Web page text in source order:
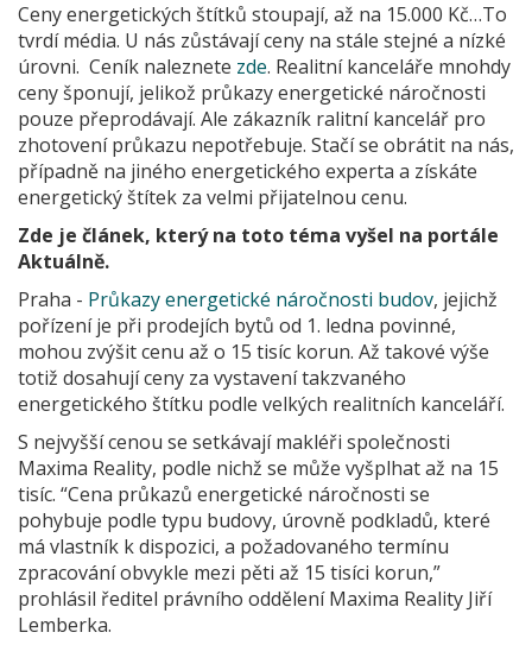
Ceny energetických štítků stoupají, až na 15.000 Kč…To
tvrdí média. U nás zůstávají ceny na stále stejné a nízké
úrovni. Ceník naleznete zde. Realitní kanceláře mnohdy
ceny šponují, jelikož průkazy energetické náročnosti
pouze přeprodávají. Ale zákazník ralitní kancelář pro
zhotovení průkazu nepotřebuje. Stačí se obrátit na nás,
případně na jiného energetického experta a získáte
energetický štítek za velmi přijatelnou cenu.
Zde je článek, který na toto téma vyšel na portále
Aktuálně.
Praha - Průkazy energetické náročnosti budov, jejichž
pořízení je při prodejích bytů od 1. ledna povinné,
mohou zvýšit cenu až o 15 tisíc korun. Až takové výše
totiž dosahují ceny za vystavení takzvaného
energetického štítku podle velkých realitních kanceláří.
S nejvyšší cenou se setkávají makléři společnosti
Maxima Reality, podle nichž se může vyšplhat až na 15
tisíc. “Cena průkazů energetické náročnosti se
pohybuje podle typu budovy, úrovně podkladů, které
má vlastník k dispozici, a požadovaného termínu
zpracování obvykle mezi pěti až 15 tisíci korun,”
prohlásil ředitel právního oddělení Maxima Reality Jiří
Lemberka.